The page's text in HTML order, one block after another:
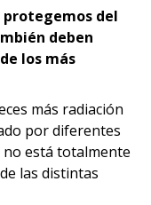
protegemos del
deben
los más
más radiación
por diferentes
no está totalmente
las distintas